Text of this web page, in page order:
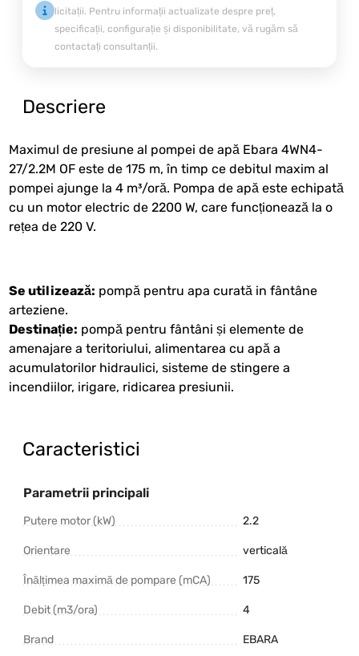
licitații. Pentru informații actualizate despre preț,
specificații, configurație și disponibilitate, vă rugăm să
contactați consultanții.
Descriere
Maximul de presiune al pompei de apă Ebara 4WN4-
27/2.2M OF este de 175 m, în timp ce debitul maxim al
pompei ajunge la 4 m³/oră. Pompa de apă este echipată
cu un motor electric de 2200 W, care funcționează la o
rețea de 220 V.
Se utilizează: pompă pentru apa curată in fântâne
arteziene.
Destinație: pompă pentru fântâni și elemente de
amenajare a teritoriului, alimentarea cu apă a
acumulatorilor hidraulici, sisteme de stingere a
incendiilor, irigare, ridicarea presiunii.
Caracteristici
Parametrii principali
Putere motor (kW) 2.2
Orientare verticală
Înălțimea maximă de pompare (mCA) 175
Debit (m3/ora) 4
Brand EBARA